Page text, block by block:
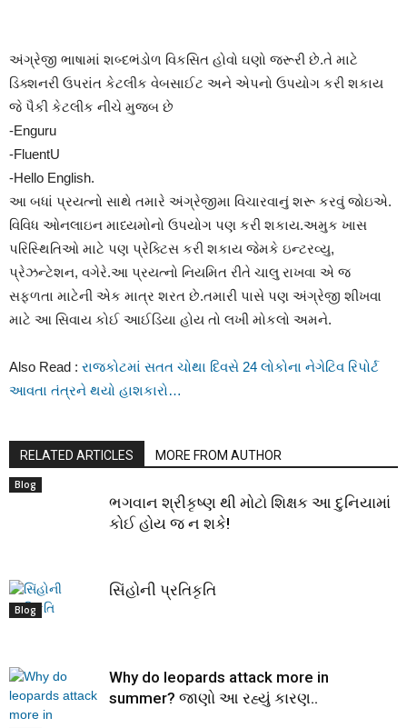
અંગ્રેજી ભાષામાં શબ્દભંડોળ વિકસિત હોવો ઘણો જરૂરી છે.તે માટે
ડિક્શનરી ઉપરાંત કેટલીક વેબસાઈટ અને એપનો ઉપયોગ કરી શકાય
જે પૈકી કેટલીક નીચે મુજબ છે
-Enguru
-FluentU
-Hello English.
આ બધાં પ્રયત્નો સાથે તમારે અંગ્રેજીમા વિચારવાનું શરૂ કરવું જોઇએ.
વિવિધ ઓનલાઇન માધ્યમોનો ઉપયોગ પણ કરી શકાય.અમુક ખાસ
પરિસ્થિતિઓ માટે પણ પ્રેક્ટિસ કરી શકાય જેમકે ઇન્ટરવ્યુ,
પ્રેઝન્ટેશન, વગેરે.આ પ્રયત્નો નિયમિત રીતે ચાલુ રાખવા એ જ
સફળતા માટેની એક માત્ર શરત છે.તમારી પાસે પણ અંગ્રેજી શીખવા
માટે આ સિવાય કોઈ આઈડિયા હોય તો લખી મોકલો અમને.
Also Read : રાજકોટમાં સતત ચોથા દિવસે 24 લોકોના નેગેટિવ રિપોર્ટ
આવતા તંત્રને થયો હાશકારો…
RELATED ARTICLES MORE FROM AUTHOR
Blog
ભગવાન શ્રીકૃષ્ણ થી મોટો શિક્ષક આ દુનિયામાં
કોઈ હોય જ ન શકે!
Blog
સિંહોની પ્રતિકૃતિ
Why do leopards attack more in
summer? જાણો આ રહ્યું કારણ..